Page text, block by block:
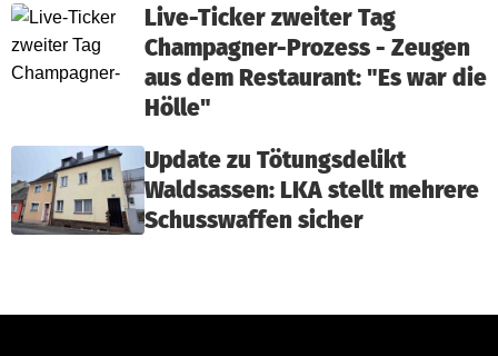
Live-Ticker zweiter Tag
Champagner-Prozess - Zeugen
aus dem Restaurant: "Es war die
Hölle"
Update zu Tötungsdelikt
Waldsassen: LKA stellt mehrere
Schusswaffen sicher